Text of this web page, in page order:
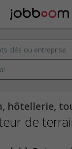
hôtellerie,
de